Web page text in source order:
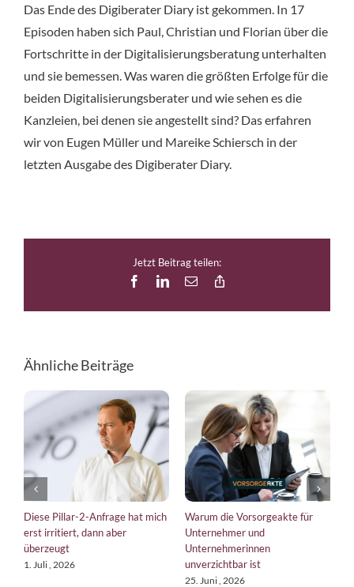
Das Ende des Digiberater Diary ist gekommen. In 17
Episoden haben sich Paul, Christian und Florian über die
Fortschritte in der Digitalisierungsberatung unterhalten
und sie bemessen. Was waren die größten Erfolge für die
beiden Digitalisierungsberater und wie sehen es die
Kanzleien, bei denen sie angestellt sind? Das erfahren
wir von Eugen Müller und Mareike Schiersch in der
letzten Ausgabe des Digiberater Diary.
Jetzt Beitrag teilen:
FacebookLinkedIn
E-
Ähnliche Beiträge
Diese Pillar-2-Anfrage hat mich
erst irritiert, dann aber
überzeugt
1. Juli , 2026
Warum die Vorsorgeakte für
Unternehmer und
Unternehmerinnen
unverzichtbar ist
25. Juni , 2026